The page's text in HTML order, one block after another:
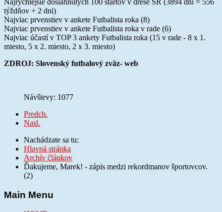
týždňov + 2 dni)
Najviac prvenstiev v ankete Futbalista roka (8)
Najviac prvenstiev v ankete Futbalista roka v rade (6)
Najviac účastí v TOP 3 ankety Futbalista roka (15 v rade - 8 x 1.
miesto, 5 x 2. miesto, 2 x 3. miesto)
ZDROJ: Slovenský futbalový zväz- web
Návštevy: 1077
Predch.
Nasl.
Nachádzate sa tu:
Hlavná stránka
Archív článkov
Ďakujeme, Marek! - zápis medzi rekordmanov športovcov.
(2)
Main Menu